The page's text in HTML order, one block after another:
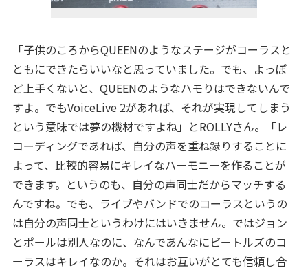
「子供のころからQUEENのようなステージがコーラスと
ともにできたらいいなと思っていました。でも、よっぽ
ど上手くないと、QUEENのようなハモりはできないんで
すよ。でもVoiceLive 2があれば、それが実現してしまう
という意味では夢の機材ですよね」とROLLYさん。「レ
コーディングであれば、自分の声を重ね録りすることに
よって、比較的容易にキレイなハーモニーを作ることが
できます。というのも、自分の声同士だからマッチする
んですね。でも、ライブやバンドでのコーラスというの
は自分の声同士というわけにはいきません。ではジョン
とポールは別人なのに、なんであんなにビートルズのコ
ーラスはキレイなのか。それはお互いがとても信頼し合